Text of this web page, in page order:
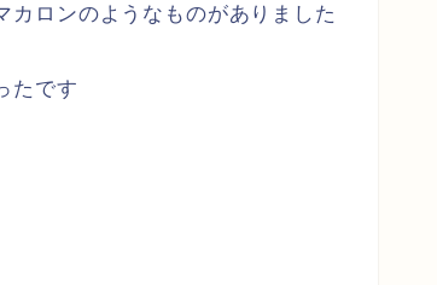
ロンのようなものがありました
たです